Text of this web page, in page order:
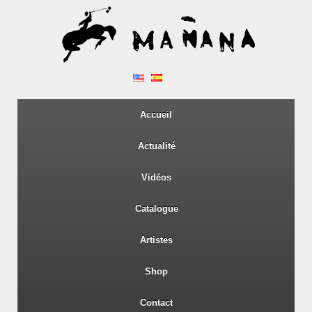
Accueil
Actualité
Vidéos
Catalogue
Artistes
Shop
Contact